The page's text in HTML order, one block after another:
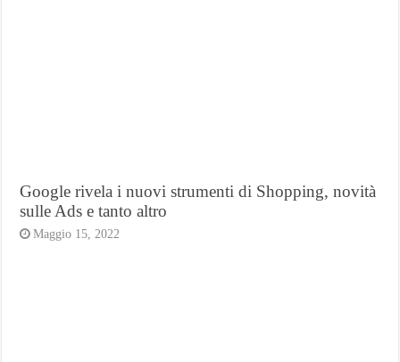
Google rivela i nuovi strumenti di Shopping, novità
sulle Ads e tanto altro
Maggio 15, 2022